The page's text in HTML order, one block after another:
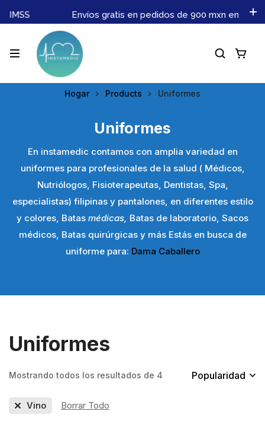
Envíos gratis en pedidos de 900 mxn en
Hogar Products Uniformes
Uniformes
En instamedic contamos con amplia variedad en
uniformes para profesionales de la salud ( Médicos,
Nutriólogos, Fisioterapeutas, Dentistas, Spa,
especialistas) filipinas y pantalones, en diferentes estilo
y colores, Batas médicas, Batas de laboratorio, Sacos
médicos, Batas quirúrgicas y más Estás en busca de
uniforme para: Dama Caballero
Uniformes
Mostrando todos los resultados de 4 Popularidad
Vino Borrar Todo